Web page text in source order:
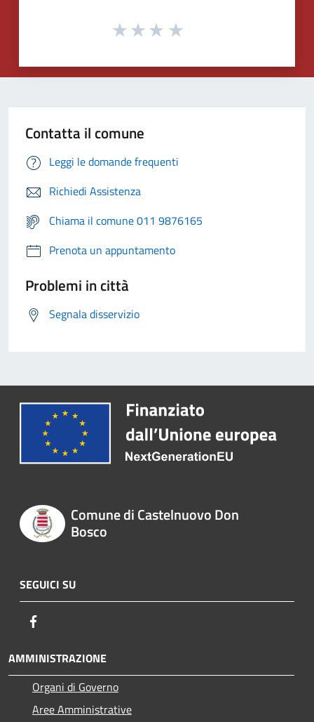
Contatta il comune
Leggi le domande frequenti
Richiedi Assistenza
Chiama il comune 011 9876165
Prenota un appuntamento
Problemi in città
Segnala disservizio
Comune di Castelnuovo Don
Bosco
SEGUICI SU
AMMINISTRAZIONE
Organi di Governo
Aree Amministrative